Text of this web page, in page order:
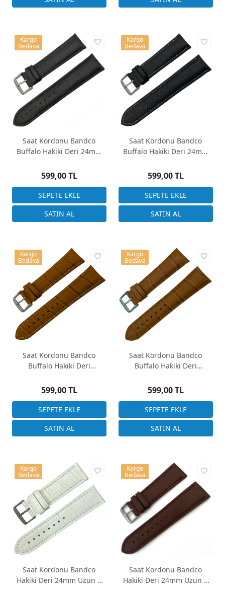
Saat Kordonu Bandco
Buffalo Hakiki Deri 24mm
599,00 TL
Kargo
Bedava
Saat Kordonu Bandco
Buffalo Hakiki Deri 24mm
599,00 TL
Kargo
Bedava
Saat Kordonu Bandco
Buffalo Hakiki Deri
Desen
599,00 TL
Kargo
Bedava
Saat Kordonu Bandco
Buffalo Hakiki Deri
Desen
599,00 TL
Kargo
Bedava
Saat Kordonu Bandco
Hakiki Deri 24mm Uzun A
Kargo
Bedava
Saat Kordonu Bandco
Hakiki Deri 24mm Uzun A
Kargo
Bedava